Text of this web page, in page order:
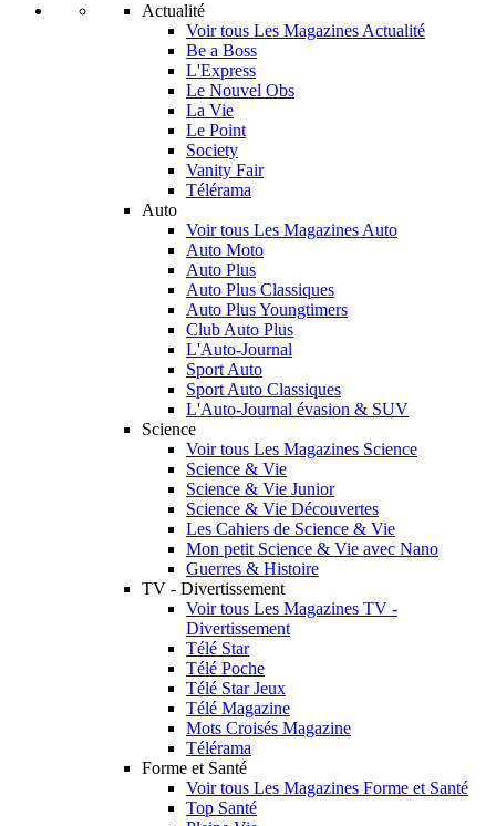
Actualité
Voir tous Les Magazines Actualité
Be a Boss
L'Express
Le Nouvel Obs
La Vie
Le Point
Society
Vanity Fair
Télérama
Auto
Voir tous Les Magazines Auto
Auto Moto
Auto Plus
Auto Plus Classiques
Auto Plus Youngtimers
Club Auto Plus
L'Auto-Journal
Sport Auto
Sport Auto Classiques
L'Auto-Journal évasion & SUV
Science
Voir tous Les Magazines Science
Science & Vie
Science & Vie Junior
Science & Vie Découvertes
Les Cahiers de Science & Vie
Mon petit Science & Vie avec Nano
Guerres & Histoire
TV - Divertissement
Voir tous Les Magazines TV -
Divertissement
Télé Star
Télé Poche
Télé Star Jeux
Télé Magazine
Mots Croisés Magazine
Télérama
Forme et Santé
Voir tous Les Magazines Forme et Santé
Top Santé